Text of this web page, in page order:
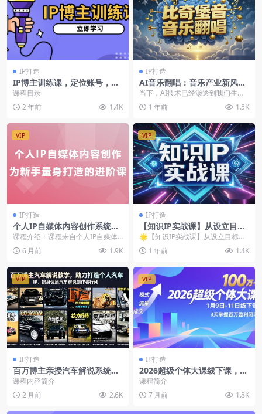
IP打造
IP博主训练课，定位账号，推
荐热门赛道，搭建涨粉架构，
课程目录
2 年前
1.4K
IP打造
AI音乐翻唱：音乐产业新风
向！低成本打造个人IP与变现
当下，AI技术已经渗透到我们生活
的方方面面，音乐产业也不例外。A
I翻唱软件的兴起...
1 年前 1.5K
VIP
IP打造
个人IP自媒体内容创作系统，
为新手量身打造的进阶课
课程介绍：课程来自个人IP自媒体
内容创作系统v1.0。是给新手量身
打造的进阶课。...
6 月前 1.9K
VIP
IP打造
【知识IP实战课】从设立目标
到快速行动，助你孵化个人品
牌，实现商业价值！
🌟【知识IP实战课】从设立目标到
快速行动，助你孵化个人品牌，实
现商业价值！在知识...
1 年前 1.4K
VIP
IP打造
百万博主亲授汽车解说系统
课：车型测评+性能解析+购车
科普，从文案撰写到镜头话
术，零基础打造个人汽车IP
课程内容简介
2 月前
2.6K
VIP
IP打造
2026超级个体大课线下课，模
式、流量、成交，3天掌握百
万盈利闭环，实现年入100万+
课程简介
7 月前
1.8K